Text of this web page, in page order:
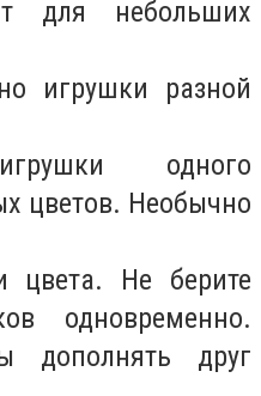
для небольших
игрушки разной
одного
цветов. Необычно
Не берите
одновременно.
дополнять друг